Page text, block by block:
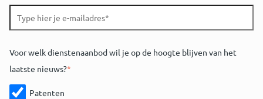
Voor welk dienstenaanbod wil je op de hoogte blijven van het
laatste nieuws?*
Patenten